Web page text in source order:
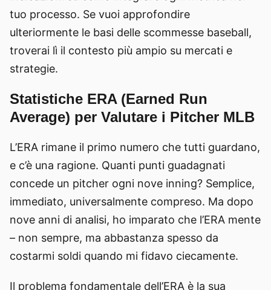
tuo processo. Se vuoi approfondire
ulteriormente le basi delle scommesse baseball,
troverai lì il contesto più ampio su mercati e
strategie.
Statistiche ERA (Earned Run
Average) per Valutare i Pitcher MLB
L’ERA rimane il primo numero che tutti guardano,
e c’è una ragione. Quanti punti guadagnati
concede un pitcher ogni nove inning? Semplice,
immediato, universalmente compreso. Ma dopo
nove anni di analisi, ho imparato che l’ERA mente
– non sempre, ma abbastanza spesso da
costarmi soldi quando mi fidavo ciecamente.
Il problema fondamentale dell’ERA è la sua